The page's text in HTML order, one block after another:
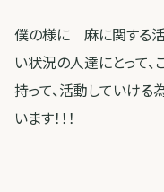
僕の様に 麻に関する活
い状況の人達にとって
持って、活動していけ
います！！！